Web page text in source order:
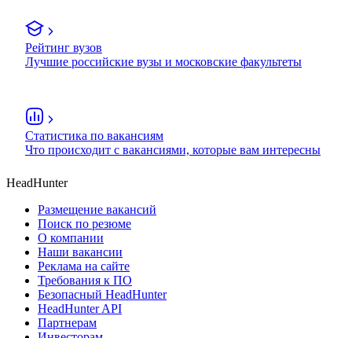
Рейтинг вузов
Лучшие российские вузы и московские факультеты
Статистика по вакансиям
Что происходит с вакансиями, которые вам интересны
HeadHunter
Размещение вакансий
Поиск по резюме
О компании
Наши вакансии
Реклама на сайте
Требования к ПО
Безопасный HeadHunter
HeadHunter API
Партнерам